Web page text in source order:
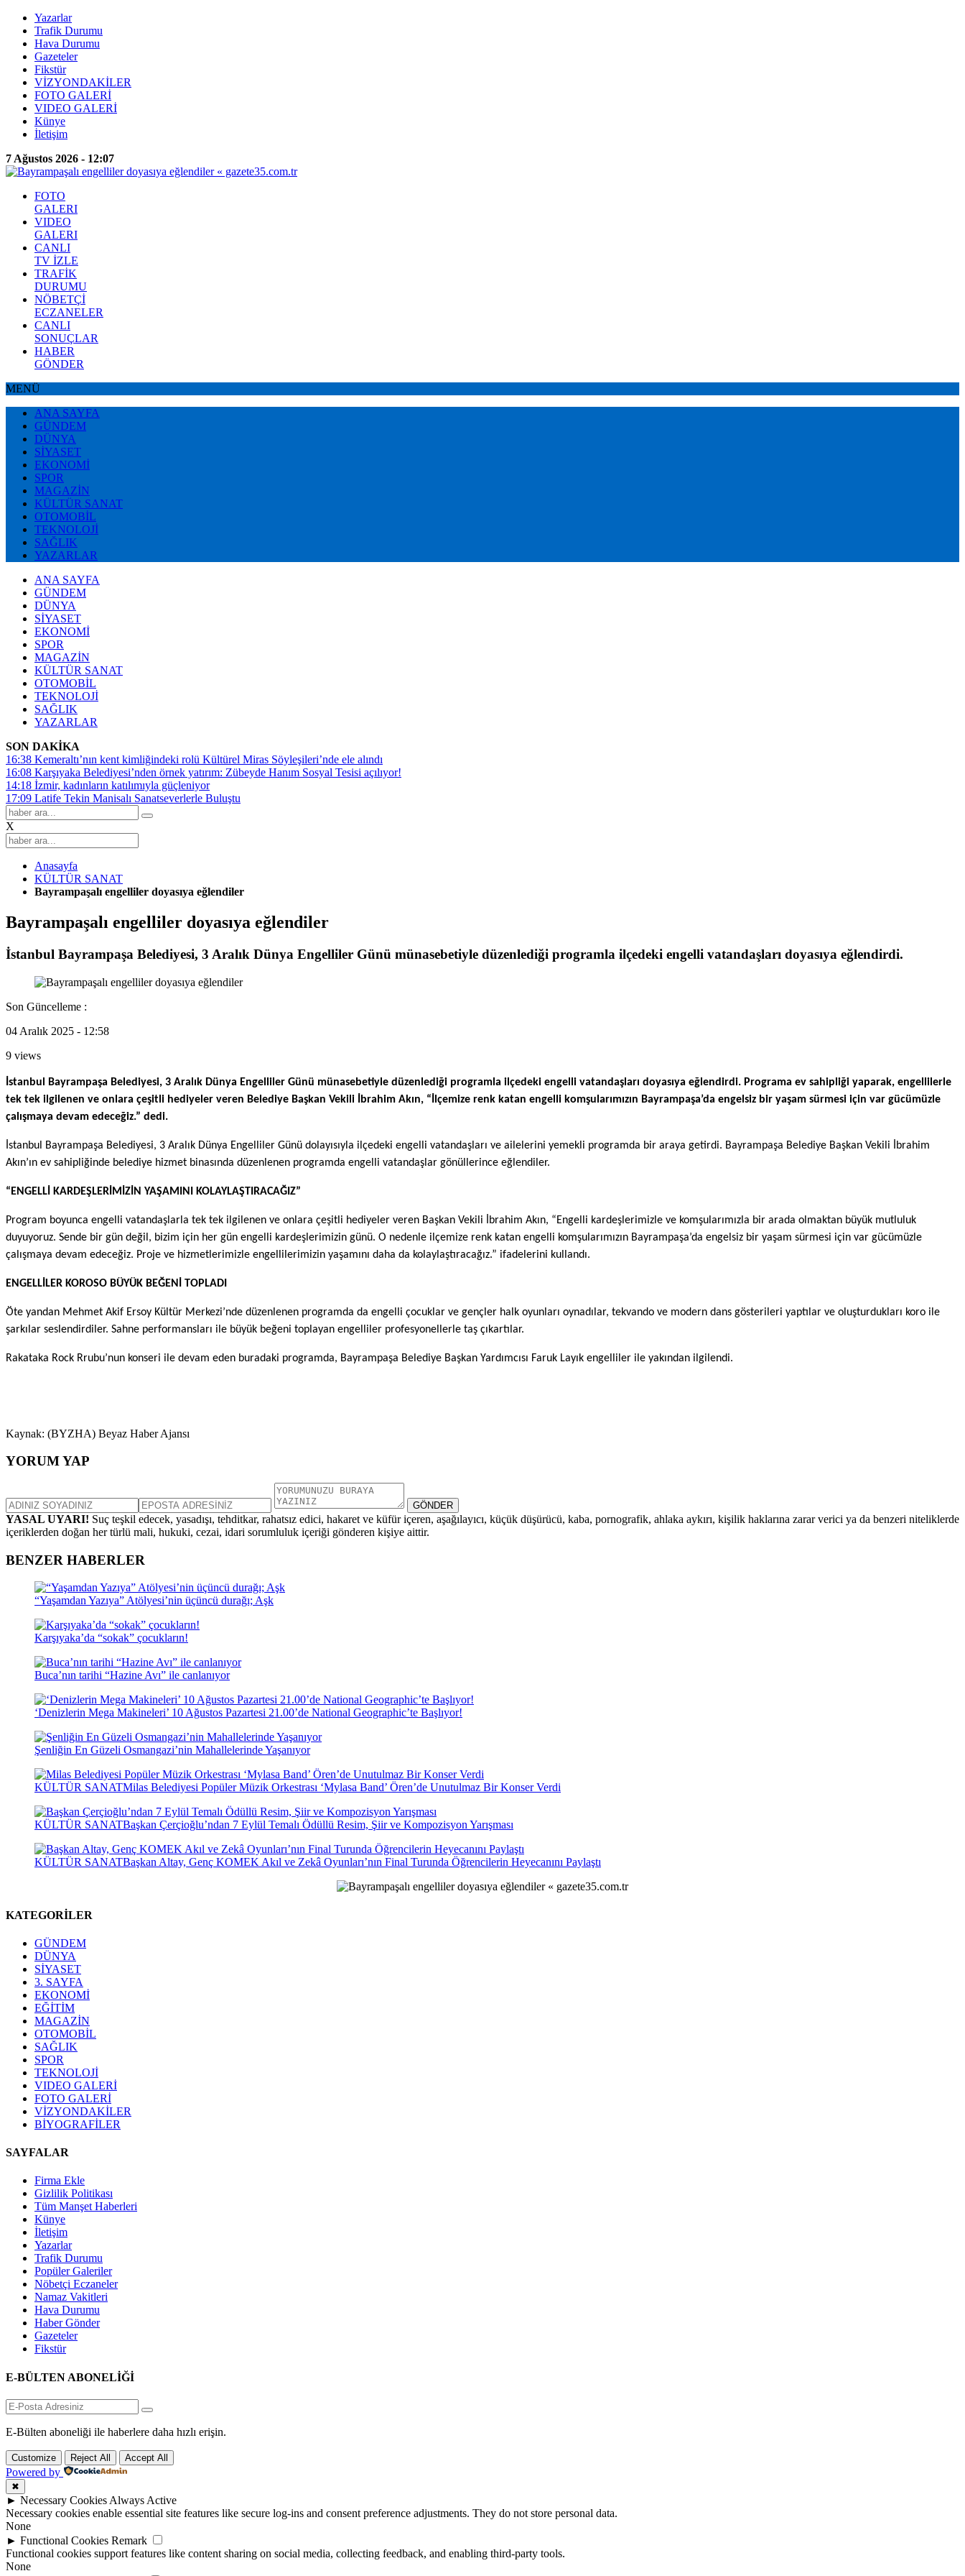
Yazarlar
Trafik Durumu
Hava Durumu
Gazeteler
Fikstür
VİZYONDAKİLER
FOTO GALERİ
VIDEO GALERİ
Künye
İletişim
7 Ağustos 2026 - 12:07
FOTO
GALERI
VIDEO
GALERI
CANLI
TV İZLE
TRAFİK
DURUMU
NÖBETÇİ
ECZANELER
CANLI
SONUÇLAR
HABER
GÖNDER
MENÜ
ANA SAYFA
GÜNDEM
DÜNYA
SİYASET
EKONOMİ
SPOR
MAGAZİN
KÜLTÜR SANAT
OTOMOBİL
TEKNOLOJİ
SAĞLIK
YAZARLAR
ANA SAYFA
GÜNDEM
DÜNYA
SİYASET
EKONOMİ
SPOR
MAGAZİN
KÜLTÜR SANAT
OTOMOBİL
TEKNOLOJİ
SAĞLIK
YAZARLAR
SON DAKİKA
16:38 Kemeraltı’nın kent kimliğindeki rolü Kültürel Miras Söyleşileri’nde ele alındı
16:08 Karşıyaka Belediyesi’nden örnek yatırım: Zübeyde Hanım Sosyal Tesisi açılıyor!
14:18 İzmir, kadınların katılımıyla güçleniyor
17:09 Latife Tekin Manisalı Sanatseverlerle Buluştu
X
Anasayfa
KÜLTÜR SANAT
Bayrampaşalı engelliler doyasıya eğlendiler
Bayrampaşalı engelliler doyasıya eğlendiler
İstanbul Bayrampaşa Belediyesi, 3 Aralık Dünya Engelliler Günü münasebetiyle düzenlediği programla ilçedeki engelli vatandaşları doyasıya eğlendirdi.
Son Güncelleme :
04 Aralık 2025 - 12:58
9 views
İstanbul Bayrampaşa Belediyesi, 3 Aralık Dünya Engelliler Günü münasebetiyle düzenlediği programla ilçedeki engelli vatandaşları doyasıya eğlendirdi. Programa ev sahipliği yaparak, engellilerle
tek tek ilgilenen ve onlara çeşitli hediyeler veren Belediye Başkan Vekili İbrahim Akın, “İlçemize renk katan engelli komşularımızın Bayrampaşa’da engelsiz bir yaşam sürmesi için var gücümüzle
çalışmaya devam edeceğiz.” dedi.
İstanbul Bayrampaşa Belediyesi, 3 Aralık Dünya Engelliler Günü dolayısıyla ilçedeki engelli vatandaşları ve ailelerini yemekli programda bir araya getirdi. Bayrampaşa Belediye Başkan Vekili İbrahim
Akın’ın ev sahipliğinde belediye hizmet binasında düzenlenen programda engelli vatandaşlar gönüllerince eğlendiler.
“ENGELLİ KARDEŞLERİMİZİN YAŞAMINI KOLAYLAŞTIRACAĞIZ”
Program boyunca engelli vatandaşlarla tek tek ilgilenen ve onlara çeşitli hediyeler veren Başkan Vekili İbrahim Akın, “Engelli kardeşlerimizle ve komşularımızla bir arada olmaktan büyük mutluluk
duyuyoruz. Sende bir gün değil, bizim için her gün engelli kardeşlerimizin günü. O nedenle ilçemize renk katan engelli komşularımızın Bayrampaşa’da engelsiz bir yaşam sürmesi için var gücümüzle
çalışmaya devam edeceğiz. Proje ve hizmetlerimizle engellilerimizin yaşamını daha da kolaylaştıracağız.” ifadelerini kullandı.
ENGELLİLER KOROSO BÜYÜK BEĞENİ TOPLADI
Öte yandan Mehmet Akif Ersoy Kültür Merkezi’nde düzenlenen programda da engelli çocuklar ve gençler halk oyunları oynadılar, tekvando ve modern dans gösterileri yaptılar ve oluşturdukları koro ile
şarkılar seslendirdiler. Sahne performansları ile büyük beğeni toplayan engelliler profesyonellerle taş çıkartılar.
Rakataka Rock Rrubu’nun konseri ile devam eden buradaki programda, Bayrampaşa Belediye Başkan Yardımcısı Faruk Layık engelliler ile yakından ilgilendi.
Kaynak: (BYZHA) Beyaz Haber Ajansı
YORUM YAP
GÖNDER
YASAL UYARI! Suç teşkil edecek, yasadışı, tehditkar, rahatsız edici, hakaret ve küfür içeren, aşağılayıcı, küçük düşürücü, kaba, pornografik, ahlaka aykırı, kişilik haklarına zarar verici ya da benzeri niteliklerde
içeriklerden doğan her türlü mali, hukuki, cezai, idari sorumluluk içeriği gönderen kişiye aittir.
BENZER HABERLER
“Yaşamdan Yazıya” Atölyesi’nin üçüncü durağı; Aşk
Karşıyaka’da “sokak” çocukların!
Buca’nın tarihi “Hazine Avı” ile canlanıyor
‘Denizlerin Mega Makineleri’ 10 Ağustos Pazartesi 21.00’de National Geographic’te Başlıyor!
Şenliğin En Güzeli Osmangazi’nin Mahallelerinde Yaşanıyor
KÜLTÜR SANATMilas Belediyesi Popüler Müzik Orkestrası ‘Mylasa Band’ Ören’de Unutulmaz Bir Konser Verdi
KÜLTÜR SANATBaşkan Çerçioğlu’ndan 7 Eylül Temalı Ödüllü Resim, Şiir ve Kompozisyon Yarışması
KÜLTÜR SANATBaşkan Altay, Genç KOMEK Akıl ve Zekâ Oyunları’nın Final Turunda Öğrencilerin Heyecanını Paylaştı
KATEGORİLER
GÜNDEM
DÜNYA
SİYASET
3. SAYFA
EKONOMİ
EĞİTİM
MAGAZİN
OTOMOBİL
SAĞLIK
SPOR
TEKNOLOJİ
VIDEO GALERİ
FOTO GALERİ
VİZYONDAKİLER
BİYOGRAFİLER
SAYFALAR
Firma Ekle
Gizlilik Politikası
Tüm Manşet Haberleri
Künye
İletişim
Yazarlar
Trafik Durumu
Popüler Galeriler
Nöbetçi Eczaneler
Namaz Vakitleri
Hava Durumu
Haber Gönder
Gazeteler
Fikstür
E-BÜLTEN ABONELİĞİ
E-Bülten aboneliği ile haberlere daha hızlı erişin.
Customize Reject All Accept All
Powered by
✖
► Necessary Cookies Always Active
Necessary cookies enable essential site features like secure log-ins and consent preference adjustments. They do not store personal data.
None
► Functional Cookies Remark
Functional cookies support features like content sharing on social media, collecting feedback, and enabling third-party tools.
None